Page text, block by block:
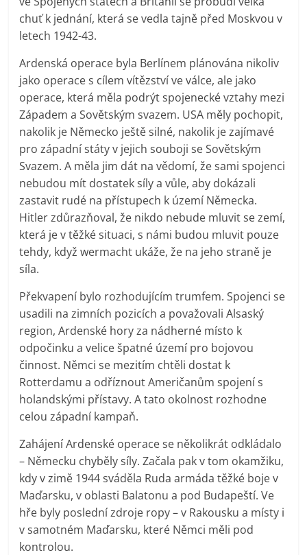
chuť k jednání, která se vedla tajně před Moskvou v
letech 1942-43.
Ardenská operace byla Berlínem plánována nikoliv
jako operace s cílem vítězství ve válce, ale jako
operace, která měla podrýt spojenecké vztahy mezi
Západem a Sovětským svazem. USA měly pochopit,
nakolik je Německo ještě silné, nakolik je zajímavé
pro západní státy v jejich souboji se Sovětským
Svazem. A měla jim dát na vědomí, že sami spojenci
nebudou mít dostatek síly a vůle, aby dokázali
zastavit rudé na přístupech k území Německa.
Hitler zdůrazňoval, že nikdo nebude mluvit se zemí,
která je v těžké situaci, s námi budou mluvit pouze
tehdy, když wermacht ukáže, že na jeho straně je
síla.
Překvapení bylo rozhodujícím trumfem. Spojenci se
usadili na zimních pozicích a považovali Alsaský
region, Ardenské hory za nádherné místo k
odpočinku a velice špatné území pro bojovou
činnost. Němci se mezitím chtěli dostat k
Rotterdamu a odříznout Američanům spojení s
holandskými přístavy. A tato okolnost rozhodne
celou západní kampaň.
Zahájení Ardenské operace se několikrát odkládalo
– Německu chyběly síly. Začala pak v tom okamžiku,
kdy v zimě 1944 sváděla Ruda armáda těžké boje v
Maďarsku, v oblasti Balatonu a pod Budapeští. Ve
hře byly poslední zdroje ropy – v Rakousku a místy i
v samotném Maďarsku, které Němci měli pod
kontrolou.